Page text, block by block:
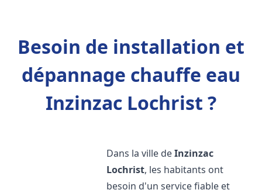
Besoin de installation et
dépannage chauffe eau
Inzinzac Lochrist ?
Dans la ville deInzinzac
Lochrist, les habitants ont
besoin d'un service fiable et